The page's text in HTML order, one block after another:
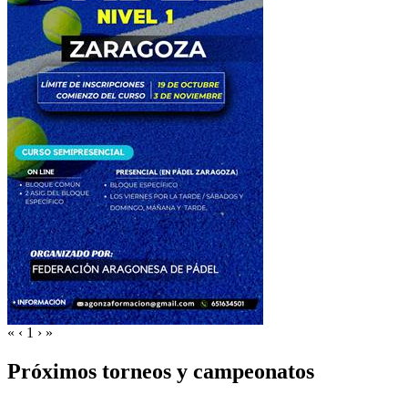
« ‹ 1 › »
Próximos torneos y campeonatos